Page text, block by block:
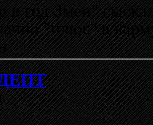
в год Змеи"
"плюс" в